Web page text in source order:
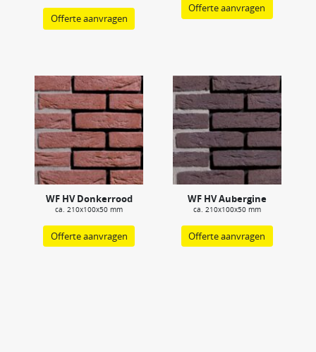
Offerte aanvragen
Offerte aanvragen
WF HV Donkerrood
ca. 210x100x50 mm
Offerte aanvragen
WF HV Aubergine
ca. 210x100x50 mm
Offerte aanvragen